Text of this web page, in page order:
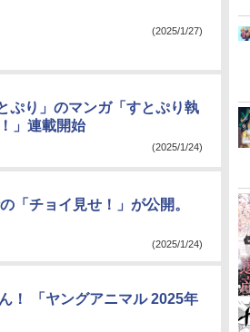
(2025/1/27)
ぷり」のマンガ「すとぷり執
」連載開始
(2025/1/24)
「チョイ見せ！」が公開。
(2025/1/24)
！ 「ヤングアニマル 2025年